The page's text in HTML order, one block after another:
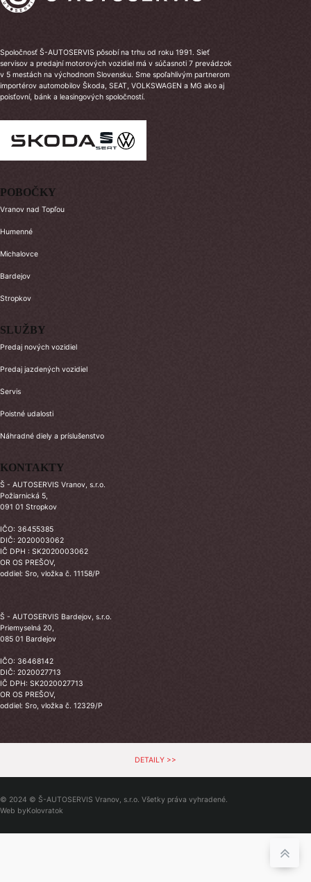
Spoločnosť Š-AUTOSERVIS pôsobí na trhu od roku 1991. Sieť
servisov a predajní motorových vozidiel má v súčasnoti 7 prevádzok
v 5 mestách na východnom Slovensku. Sme spoľahlivým partnerom
importérov automobilov Škoda, SEAT, VOLKSWAGEN a MG ako aj
poisťovní, bánk a leasingových spoločností.
POBOČKY
Vranov nad Topľou
Humenné
Michalovce
Bardejov
Stropkov
SLUŽBY
Predaj nových vozidiel
Predaj jazdených vozidiel
Servis
Poistné udalosti
Náhradné diely a príslušenstvo
KONTAKTY
Š - AUTOSERVIS Vranov, s.r.o.
Požiarnická 5,
091 01 Stropkov
IČO: 36455385
DIČ: 2020003062
IČ DPH : SK2020003062
OR OS PREŠOV,
oddiel: Sro, vložka č. 11158/P
Š - AUTOSERVIS Bardejov, s.r.o.
Priemyselná 20,
085 01 Bardejov
IČO: 36468142
DIČ: 2020027713
IČ DPH: SK2020027713
OR OS PREŠOV,
oddiel: Sro, vložka č. 12329/P
DETAILY >>
© 2024 © Š-AUTOSERVIS Vranov, s.r.o. Všetky práva vyhradené.
Web byKolovratok